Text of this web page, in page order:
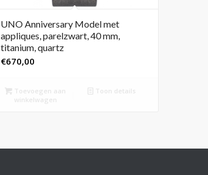
UNO Anniversary Model met
appliques, parelzwart, 40 mm,
titanium, quartz
€670,00
Toevoegen aan
winkelwagen
Toon details